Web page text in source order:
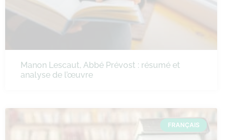
Manon Lescaut, Abbé Prévost : résumé et
analyse de l’œuvre
FRANÇAIS